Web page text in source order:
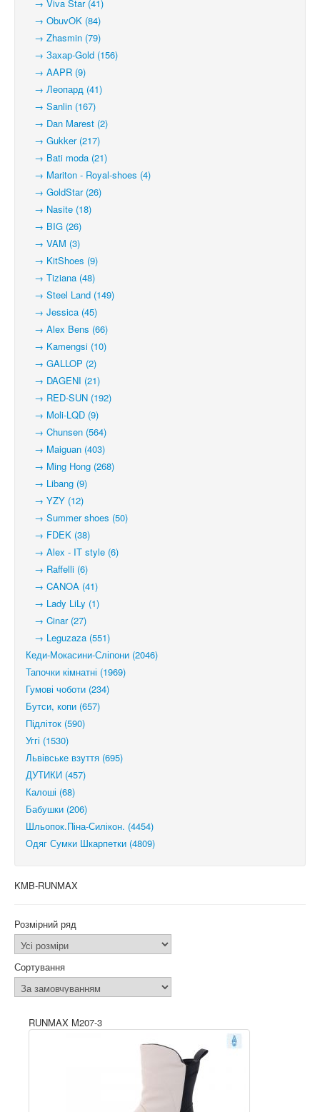
→ Viva Star (41)
→ ObuvOK (84)
→ Zhasmin (79)
→ Захар-Gold (156)
→ AAPR (9)
→ Леопард (41)
→ Sanlin (167)
→ Dan Marest (2)
→ Gukker (217)
→ Bati moda (21)
→ Mariton - Royal-shoes (4)
→ GoldStar (26)
→ Nasite (18)
→ BIG (26)
→ VAM (3)
→ KitShoes (9)
→ Tiziana (48)
→ Steel Land (149)
→ Jessica (45)
→ Alex Bens (66)
→ Kamengsi (10)
→ GALLOP (2)
→ DAGENI (21)
→ RED-SUN (192)
→ Moli-LQD (9)
→ Chunsen (564)
→ Maiguan (403)
→ Ming Hong (268)
→ Libang (9)
→ YZY (12)
→ Summer shoes (50)
→ FDEK (38)
→ Alex - IT style (6)
→ Raffelli (6)
→ CANOA (41)
→ Lady LiLy (1)
→ Cinar (27)
→ Leguzaza (551)
Кеди-Мокасини-Сліпони (2046)
Тапочки кімнатні (1969)
Гумові чоботи (234)
Бутси, копи (657)
Підліток (590)
Уггі (1530)
Львівське взуття (695)
ДУТИКИ (457)
Калоші (68)
Бабушки (206)
Шльопок.Піна-Силікон. (4454)
Одяг Сумки Шкарпетки (4809)
KMB-RUNMAX
Розмірний ряд
Сортування
RUNMAX M207-3